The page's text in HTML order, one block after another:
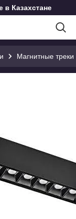
в Казахстане
Магнитные треки